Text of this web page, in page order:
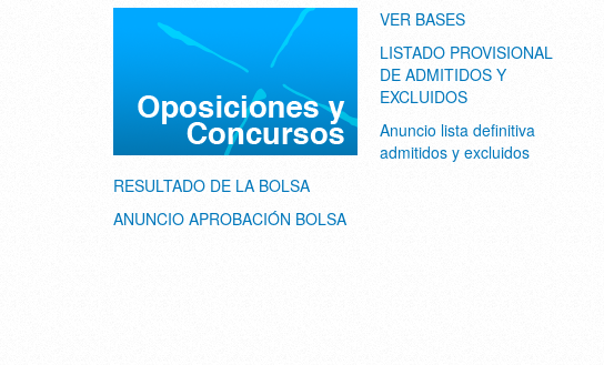
VER BASES
LISTADO PROVISIONAL
DE ADMITIDOS Y
EXCLUIDOS
Anuncio lista definitiva
admitidos y excluidos
RESULTADO DE LA BOLSA
ANUNCIO APROBACIÓN BOLSA